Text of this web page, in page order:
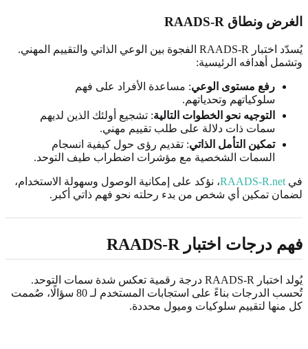
الغرض ونطاق RAADS-R
يُسدّد اختبار RAADS-R الفجوة بين الوعي الذاتي والتقييم المهني.
وتشمل أهدافه الرئيسية:
رفع مستوى الوعي: مساعدة الأفراد على فهم
سلوكياتهم وتحدياتهم.
التوجيه نحو الخطوات التالية: تشجيع أولئك الذين لديهم
سمات ذات دلالة على طلب تقييم مهني.
تمكين التأمل الذاتي: تقديم رؤى حول كيفية انسجام
السمات الشخصية مع مؤشرات اضطراب طيف التوحد.
في RAADS-R.net، نؤكد على إمكانية الوصول وسهولة الاستخدام،
لضمان تمكين أي شخص من بدء رحلته نحو فهم ذاتي أكبر.
فهم درجات اختبار RAADS-R
يُولد اختبار RAADS-R درجة رقمية تعكس شدة سمات التوحد.
تُحسب الدرجات بناءً على استجابات المستخدم لـ 80 سؤالًا، صُممت
كل منها لتقييم سلوكيات وميول محددة.